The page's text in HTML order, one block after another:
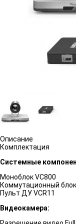
Описание
Комплектация
Системные
Моноблок VC800
Коммутационный блок
Пульт ДУ VCR11
Видеокамера: